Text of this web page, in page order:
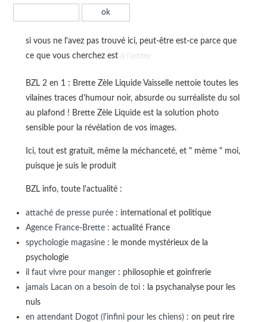
si vous ne l'avez pas trouvé ici, peut-être est-ce parce que
ce que vous cherchez est à l'ombre
BZL 2 en 1 : Brette Zèle Liquide Vaisselle nettoie toutes les
vilaines traces d'humour noir, absurde ou surréaliste du sol
au plafond ! Brette Zèle Liquide est la solution photo
sensible pour la révélation de vos images.
Ici, tout est gratuit, même la méchanceté, et " mème " moi,
puisque je suis le produit
BZL info, toute l'actualité :
attaché de presse purée: international et politique
Agence France-Brette: actualité France
spychologie magasine: le monde mystérieux de la
psychologie
il faut vivre pour manger: philosophie et goinfrerie
jamais Lacan on a besoin de toi: la psychanalyse pour les
nuls
en attendant Dogot (l'infini pour les chiens): on peut rire